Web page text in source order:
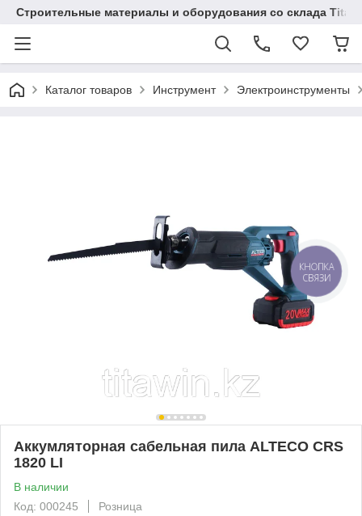
Строительные материалы и оборудования со склада
Каталог товаров Инструмент Электроинструменты
Аккумляторная сабельная пила ALTECO CRS
1820 LI
В наличии
Код: 000245
Розница
КНОПКА
СВЯЗИ